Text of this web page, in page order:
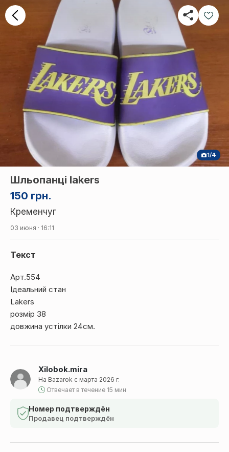
1/4
150 грн.
Шльопанці lakers
Кременчуг
03 июня · 16:11
Xilobok.mira
На Bazarok с марта 2026 г.
Отвечает в течение 15 мин
Номер подтверждён
Продавец подтверждён
Текст
Арт.554
Ідеальний стан
Lakers
розмір 38
довжина устілки 24см.